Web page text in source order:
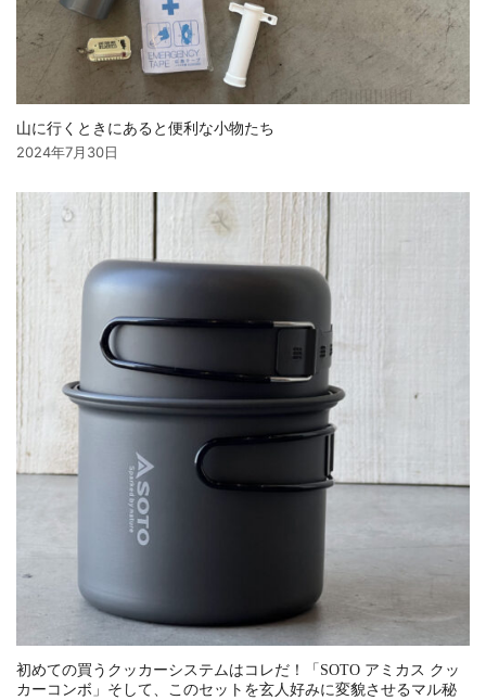
山に行くときにあると便利な小物たち
2024年7月30日
初めての買うクッカーシステムはコレだ！「SOTO アミカス クッ
カーコンボ」そして、このセットを玄人好みに変貌させるマル秘